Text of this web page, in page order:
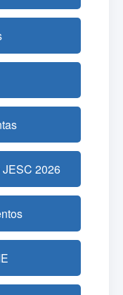
2026